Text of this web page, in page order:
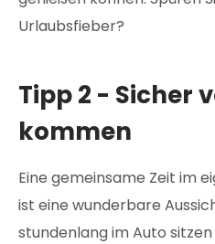
Urlaubsfieber?
Tipp 2 - Sicher
kommen
Eine gemeinsame Zeit im
ist eine wunderbare
stundenlang im Auto